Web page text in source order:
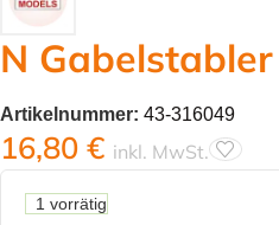
N Gabelstabler
Artikelnummer: 43-316049
16,80 € inkl. MwSt.
1 vorrätig